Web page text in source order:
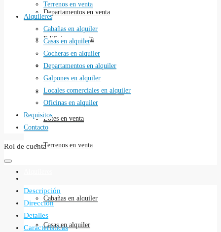
Departamentos en venta
Edificios en venta
Galpones en venta
Locales comerciales en venta
Lotes en venta
Terrenos en venta
Cabañas en alquiler
Casas en alquiler
Terrenos en venta
Alquileres
Cabañas en alquiler
Casas en alquiler
Cocheras en alquiler
Departamentos en alquiler
Galpones en alquiler
Locales comerciales en alquiler
Oficinas en alquiler
Requisitos
Contacto
Rol de cuenta
Descripción
Dirección
Detalles
Caracteristicas